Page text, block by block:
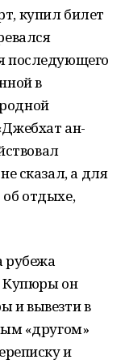
купил билет
последующего
в
ан-
сказал, а для
отдыхе,
рубежа
Купюры он
и вывезти в
«другом»
и